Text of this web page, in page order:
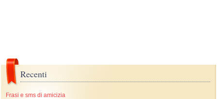
Recenti
Frasi e sms di amicizia